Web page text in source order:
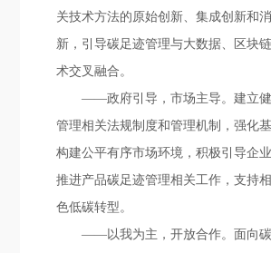
关技术方法的原始创新、集成创新和
新，引导碳足迹管理与大数据、区块
术交叉融合。
——政府引导，市场主导。建立
管理相关法规制度和管理机制，强化
构建公平有序市场环境，积极引导企
推进产品碳足迹管理相关工作，支持
色低碳转型。
——以我为主，开放合作。面向碳